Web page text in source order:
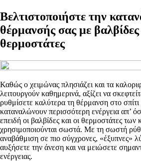
Βελτιστοποιήστε την
θέρμανσής σας με
θερμοστάτες
Καθώς ο χειμώνας πλησιάζει και τα
λειτουργούν καθημερινά, αξίζει να
ρυθμίσετε καλύτερα τη θέρμανση στο
καταναλώνουν περισσότερη ενέργεια απ’
επειδή οι βαλβίδες και οι θερμοστάτες των
χρησιμοποιούνται σωστά. Με τη σωστή
αναβάθμιση σε πιο σύγχρονες, «έξυπνες»
αυξήσετε την άνεση και να μειώσετε
ενέργειας.